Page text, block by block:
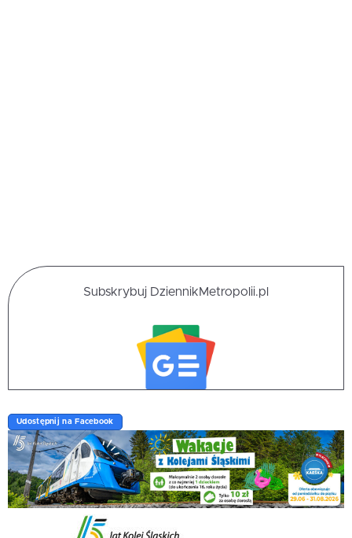
Subskrybuj DziennikMetropolii.pl
Udostępnij na Facebook